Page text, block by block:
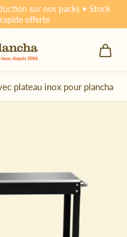
sur nos packs • Stock
offerte
plateau inox pour plancha